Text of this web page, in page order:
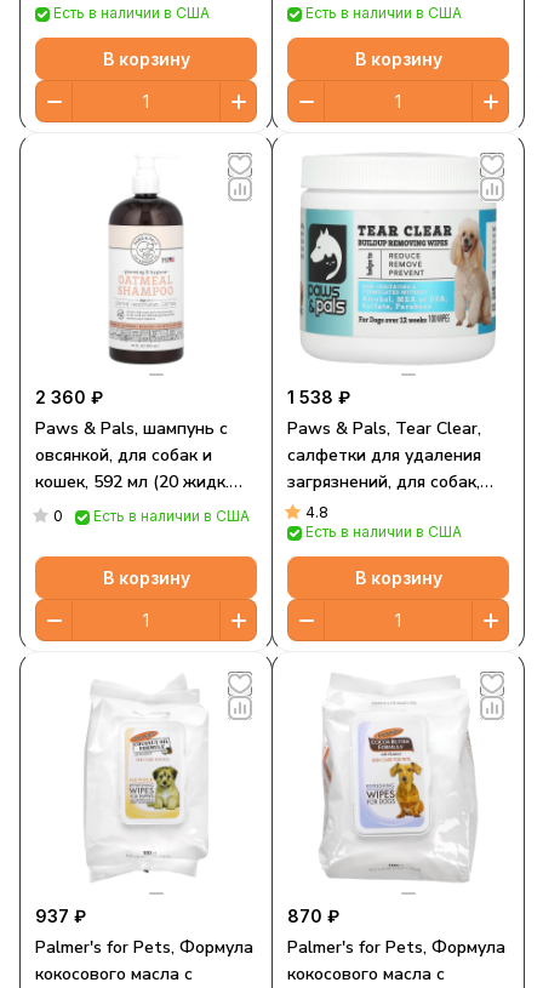
Есть в наличии в США
В корзину
унций)
Есть в наличии в США
В корзину
2 360 ₽
Paws & Pals, шампунь с
овсянкой, для собак и
кошек, 592 мл (20 жидк.
унций)
0 Есть в наличии в США
В корзину
1 538 ₽
Paws & Pals, Tear Clear,
салфетки для удаления
загрязнений, для собак,
100 шт.
4.8
Есть в наличии в США
В корзину
937 ₽
Palmer's for Pets, Формула
кокосового масла с
870 ₽
Palmer's for Pets, Формула
кокосового масла с